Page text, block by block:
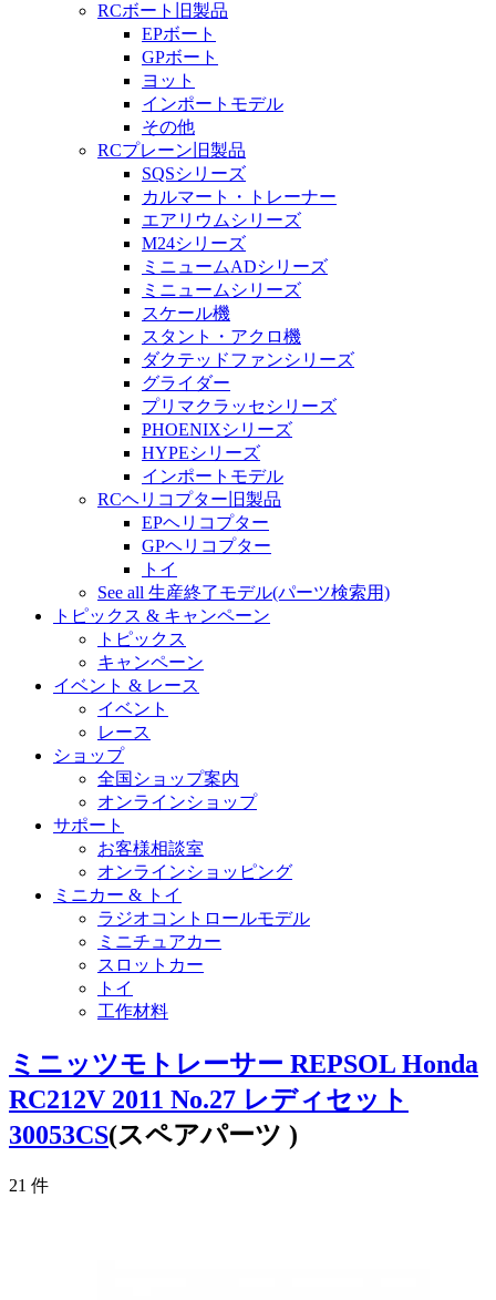
RCボート旧製品
EPボート
GPボート
ヨット
インポートモデル
その他
RCプレーン旧製品
SQSシリーズ
カルマート・トレーナー
エアリウムシリーズ
M24シリーズ
ミニュームADシリーズ
ミニュームシリーズ
スケール機
スタント・アクロ機
ダクテッドファンシリーズ
グライダー
プリマクラッセシリーズ
PHOENIXシリーズ
HYPEシリーズ
インポートモデル
RCヘリコプター旧製品
EPヘリコプター
GPヘリコプター
トイ
See all 生産終了モデル(パーツ検索用)
トピックス & キャンペーン
トピックス
キャンペーン
イベント & レース
イベント
レース
ショップ
全国ショップ案内
オンラインショップ
サポート
お客様相談室
オンラインショッピング
ミニカー & トイ
ラジオコントロールモデル
ミニチュアカー
スロットカー
トイ
工作材料
ミニッツモトレーサー REPSOL Honda
RC212V 2011 No.27 レディセット
30053CS(スペアパーツ )
21 件